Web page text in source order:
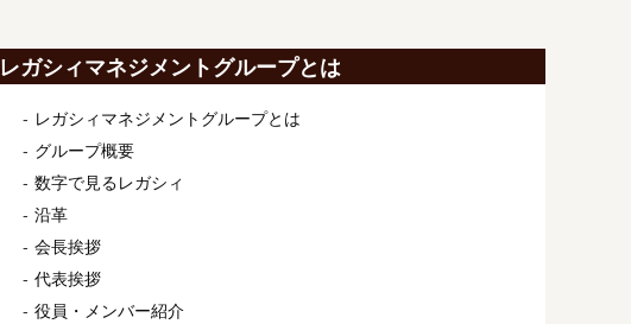
レガシィマネジメントグループとは
レガシィマネジメントグループとは
グループ概要
数字で見るレガシィ
沿革
会長挨拶
代表挨拶
役員・メンバー紹介